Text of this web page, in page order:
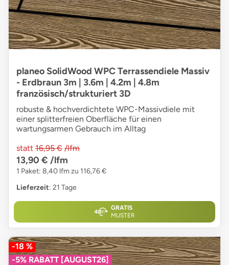
planeo SolidWood WPC Terrassendiele Massiv
- Erdbraun 3m | 3.6m | 4.2m | 4.8m
französisch/strukturiert 3D
robuste & hochverdichtete WPC-Massivdiele mit
einer splitterfreien Oberfläche für einen
wartungsarmen Gebrauch im Alltag
statt 16,95 € /lfm
13,90 € /lfm
1 Paket: 8,40 lfm zu 116,76 €
Lieferzeit: 21 Tage
GRATIS
MUSTER
-18 %
-5% RABATT [AUGUST26]